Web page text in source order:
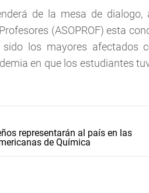
de la mesa de dialogo,
(ASOPROF) esta
los mayores afectados
en que los estudiantes
representarán al país en las
de Química